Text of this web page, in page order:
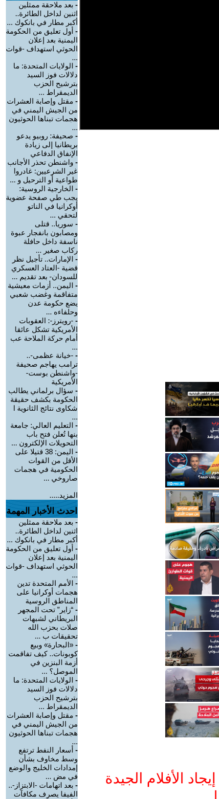
الأفلام الجيدة
- بعد ملاحقة ممثلين
اثنين لداخل الطائرة..
أكبر مطار في بانكوك ...
- أول تعليق من الحكومة
اليمنية بعد إعلان
الحوثي استهداف -قوات
...
- الولايات المتحدة: ما
دلالات فوز السيد
بترشيح الحزب
الديمقراط ...
- مقتل وإصابة العشرات
من الجيش اليمني في
هجمات تبناها الحوثيون
...
- صحيفة: روبيو يدعو
بريطانيا إلى زيادة
الإنفاق الدفاعي
- واشنطن تحذر الأجانب
غير الشرعيين: غادروا
طواعية أو الترحيل و ...
- الخارجية الروسية:
يجب طي صفحة عضوية
أوكرانيا في الناتو
لتحقي ...
- سوريا.. قتلى
ومصابون بانفجار عبوة
ناسفة داخل حافلة
ركاب صغير ...
- الإمارات.. تأجيل نظر
قضية -العتاد العسكري
للسودان- بعد تقديم ...
- اليمن.. أزمات معيشية
متفاقمة وغضب شعبي
يضع حكومة عدن
وحلفاءه ...
- -رويترز-: العقوبات
الأمريكية تشكل عائقا
أمام حركة الملاحة عب
...
- -خيانة عظمى-..
ترامب يهاجم صحيفة
-واشنطن بوست-
الأمريكية
- سؤال برلماني يطالب
الحكومة بكشف حقيقة
شكاوى نتائج الثانوية ا
...
- التعليم العالي: جامعة
بنها تُعلن فتح باب
التحويلات الإلكترون ...
-
اليمن: 38 قتيلا على
الأقل من القوات
الحكومية في هجمات
صاروخي ...
المزيد.....
احدث الأخبار المهمة
- بعد ملاحقة ممثلين
اثنين لداخل الطائرة..
أكبر مطار في بانكوك ...
- أول تعليق من الحكومة
اليمنية بعد إعلان
الحوثي استهداف -قوات
...
- الأمم المتحدة تدين
هجمات أوكرانيا على
المناطق الروسية
- “زاير” تحت المجهر
البريطاني لشبهات
صلات بحزب الله
تحقيقات ب ...
- «البحارة» وبيع
كوبونات.. كيف تفاقمت
أزمة البنزين في
الموصل؟ ...
- الولايات المتحدة: ما
دلالات فوز السيد
بترشيح الحزب
الديمقراط ...
- مقتل وإصابة العشرات
من الجيش اليمني في
هجمات تبناها الحوثيون
...
- أسعار النفط ترتفع
وسط مخاوف بشأن
إمدادات الخليج والوضع
في مض ...
- بعد اتهامات -الابتزاز-..
الفيفا يصرف مكافآت